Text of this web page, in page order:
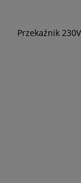
Przekaźnik